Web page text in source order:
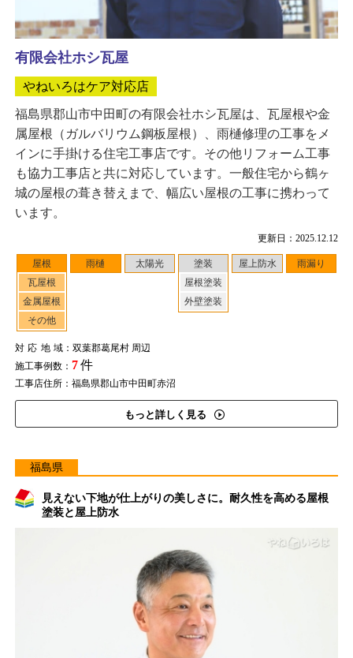
更新日：2025.12.12
屋根
瓦屋根
金属屋根
その他
雨樋 太陽光
塗装
屋根塗装
外壁塗装
屋上防水 雨漏り
対応地域：双葉郡葛尾村 周辺
施工事例数： 7件
工事店住所：福島県郡山市中田町赤沼
もっと詳しく見る
有限会社ホシ瓦屋
やねいろはケア対応店
福島県郡山市中田町の有限会社ホシ瓦屋は、瓦屋根や金
属屋根（ガルバリウム鋼板屋根）、雨樋修理の工事をメ
インに手掛ける住宅工事店です。その他リフォーム工事
も協力工事店と共に対応しています。一般住宅から鶴ヶ
城の屋根の葺き替えまで、幅広い屋根の工事に携わって
います。
福島県
見えない下地が仕上がりの美しさに。耐久性を高める屋根
塗装と屋上防水